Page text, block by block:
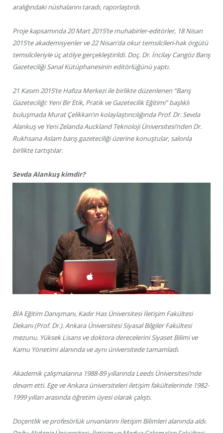
aralığındaki nüshalarını taradı, raporlaştırdı.
Proje kapsamında 20 Mart 2015’te muhabirler-editörler, 18 Nisan
2015’te akademisyenler ve 22 Nisan’da okur temsilcileri-hak örgütü
temsilcileriyle üç atölye gerçekleştirildi. Doç. Dr. İncilay Cangöz Barış
Gazeteciliği Sanal Kütüphanesinin editörlüğünü yaptı.
21 Kasım 2015’te Hafıza Merkezi ile birlikte düzenlenen “Barış
Gazeteciliği: Yeni Bir Etik, Pratik ve Gazetecilik Eğitimi” başlıklı
buluşmada Murat Çelikkan’ın kolaylaştırıcılığında Prof. Dr. Sevda
Alankuş ve Yeni Zelanda Auckland Teknoloji Üniversitesi’nden Dr.
Rukhsana Aslam barış gazeteciliği üzerine konuştular, salonla
birlikte tartıştılar.
Sevda Alankuş kimdir?
BİA Eğitim Danışmanı, Kadır Has Üniversitesi İletişim Fakültesi
Dekanı (Prof. Dr.). Ankara Üniversitesi Siyasal Bilgiler Fakültesi
mezunu. Yüksek Lisans ve doktora derecelerini Siyaset Bilimi ve
Kamu Yönetimi alanında ve aynı üniversitede tamamladı.
Akademik çalışmalarına 1988-89 yıllarında Leeds Üniversitesi’nde
devam etti. Ege ve Ankara üniversiteleri iletişim fakültelerinde 1982-
1999 yılları arasında öğretim üyesi olarak çalıştı.
Doçentlik ve profesörlük unvanlarını İletişim Bilimleri alanında aldı.